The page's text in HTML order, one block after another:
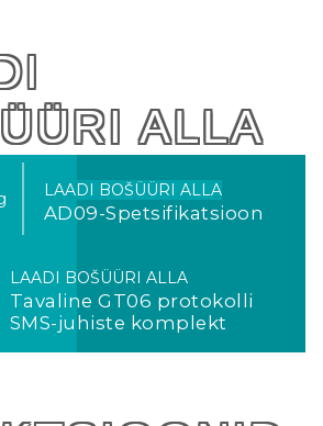
ALLA
LAADI BOŠÜÜRI ALLA
AD09-Spetsifikatsioon
LAADI BOŠÜÜRI ALLA
Tavaline GT06 protokolli
SMS-juhiste komplekt